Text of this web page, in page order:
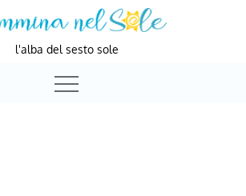
l'alba del sesto sole